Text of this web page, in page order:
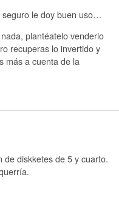
le doy buen uso…
plantéatelo venderlo
recuperas lo invertido y
más a cuenta de la
diskketes de 5 y cuarto.